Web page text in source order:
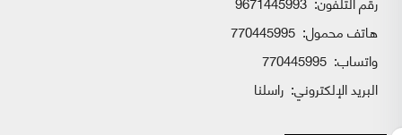
هاتف محمول: 770445995
واتساب:
البريد الإلكتروني: راسلنا